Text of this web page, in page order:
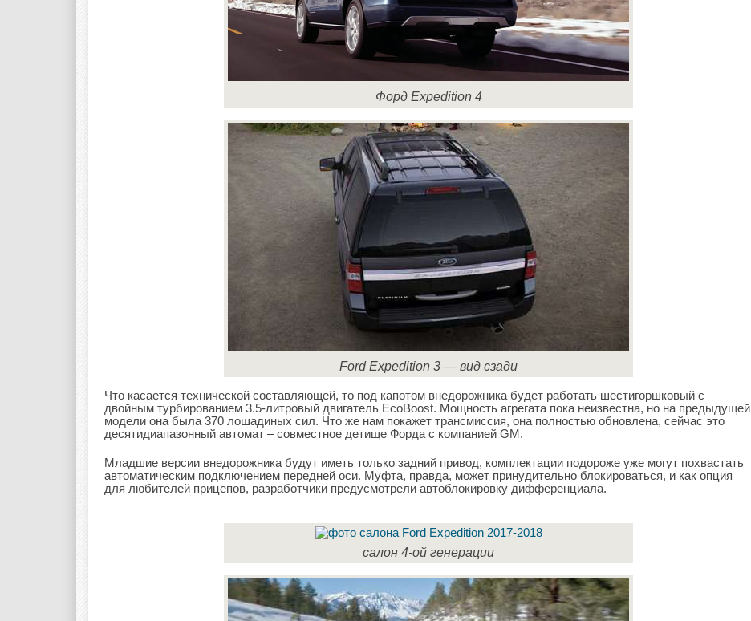
Форд Expedition 4
Ford Expedition 3 — вид сзади
Что касается технической составляющей, то под капотом внедорожника будет работать шестигоршковый с
двойным турбированием 3.5-литровый двигатель EcoBoost. Мощность агрегата пока неизвестна, но на предыдущей
модели она была 370 лошадиных сил. Что же нам покажет трансмиссия, она полностью обновлена, сейчас это
десятидиапазонный автомат – совместное детище Форда с компанией GM.
Младшие версии внедорожника будут иметь только задний привод, комплектации подороже уже могут похвастать
автоматическим подключением передней оси. Муфта, правда, может принудительно блокироваться, и как опция
для любителей прицепов, разработчики предусмотрели автоблокировку дифференциала.
салон 4-ой генерации